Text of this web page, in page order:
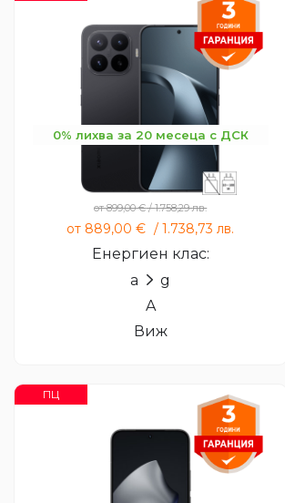
0% лихва за 20 месеца с ДСК
Xiaomi 17T Pro
от899,00€/1.758,29лв.
от 889,00€ /1.738,73лв.
Енергиен клас:
a
g
A
Виж
ПЦ